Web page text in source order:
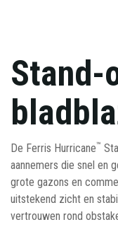
Stand-
De Ferris Hurricane™
aannemers die snel en
grote gazons en
uitstekend zicht en
vertrouwen rond